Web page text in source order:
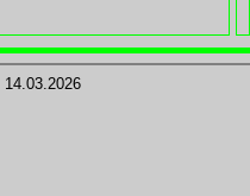
14.03.2026